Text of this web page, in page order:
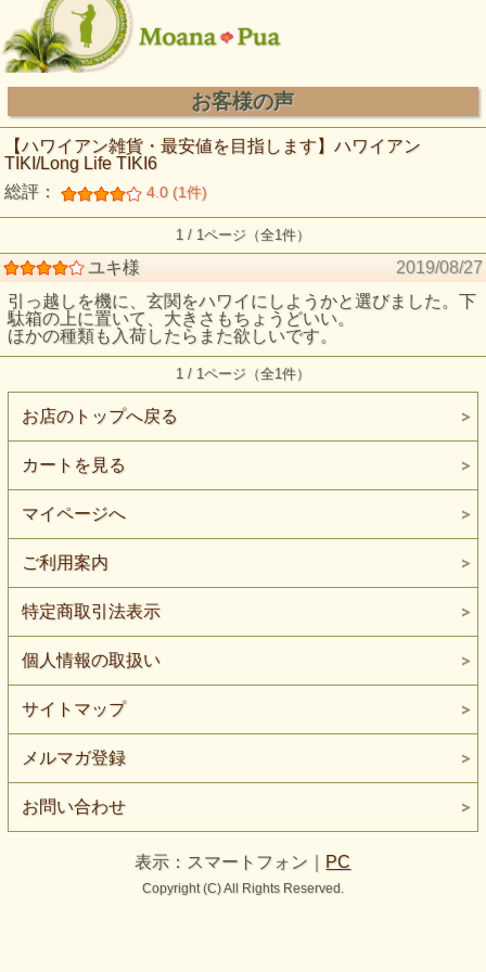
お客様の声
【ハワイアン雑貨・最安値を目指します】ハワイアン
TIKI/Long Life TIKI6
総評：
4.0 (1件)
1 / 1ページ（全1件）
ユキ様
2019/08/27
引っ越しを機に、玄関をハワイにしようかと選びました。下
駄箱の上に置いて、大きさもちょうどいい。
ほかの種類も入荷したらまた欲しいです。
1 / 1ページ（全1件）
お店のトップへ戻る
カートを見る
マイページへ
ご利用案内
特定商取引法表示
個人情報の取扱い
サイトマップ
メルマガ登録
お問い合わせ
表示：スマートフォン｜ PC
Copyright (C) All Rights Reserved.